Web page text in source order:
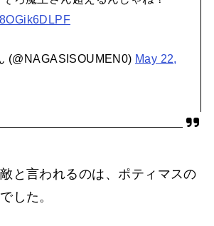
(@NAGASISOUMEN0) May 22,
と言われるのは、ポティマスの
した。